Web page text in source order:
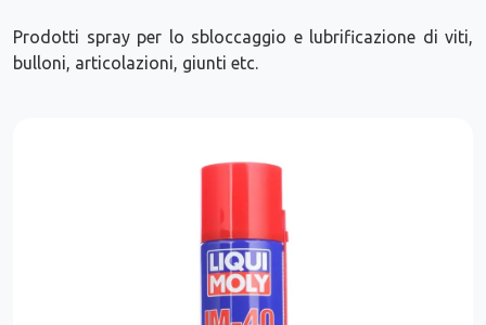
Prodotti spray per lo sbloccaggio e lubrificazione di viti,
bulloni, articolazioni, giunti etc.